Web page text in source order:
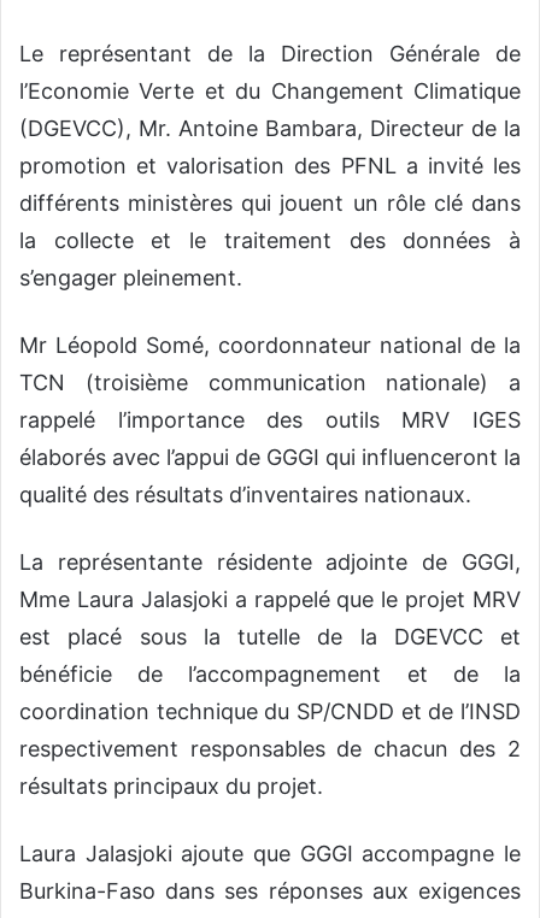
Le représentant de la Direction Générale de
l’Economie Verte et du Changement Climatique
(DGEVCC), Mr. Antoine Bambara, Directeur de la
promotion et valorisation des PFNL a invité les
différents ministères qui jouent un rôle clé dans
la collecte et le traitement des données à
s’engager pleinement.
Mr Léopold Somé, coordonnateur national de la
TCN (troisième communication nationale) a
rappelé l’importance des outils MRV IGES
élaborés avec l’appui de GGGI qui influenceront la
qualité des résultats d’inventaires nationaux.
La représentante résidente adjointe de GGGI,
Mme Laura Jalasjoki a rappelé que le projet MRV
est placé sous la tutelle de la DGEVCC et
bénéficie de l’accompagnement et de la
coordination technique du SP/CNDD et de l’INSD
respectivement responsables de chacun des 2
résultats principaux du projet.
Laura Jalasjoki ajoute que GGGI accompagne le
Burkina-Faso dans ses réponses aux exigences